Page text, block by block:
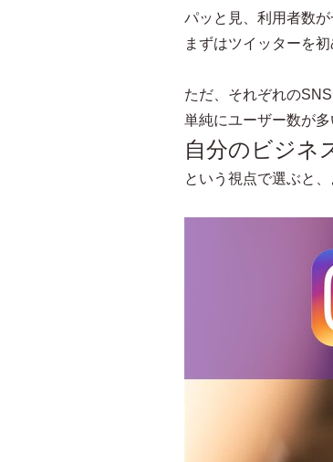
パッと見、利用者数
まずはツイッターを
ただ、それぞれの
単純にユーザー数が
自分のビジネ
という視点で選ぶと